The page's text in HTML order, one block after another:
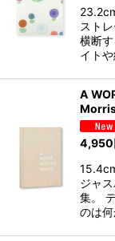
スト
横断
イト
A
4,950
ジャ
集。
のは